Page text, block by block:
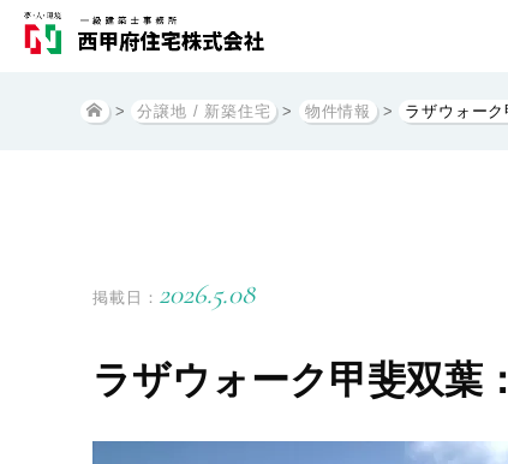
> 分譲地 / 新築住宅 > 物件情報 > ラザウォーク
掲載日： 2026.5.08
ラザウォーク甲斐双葉